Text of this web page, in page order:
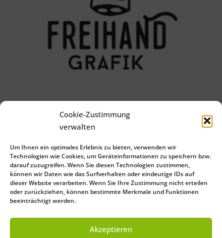
Cookie-Zustimmung
verwalten
Um Ihnen ein optimales Erlebnis zu bieten, verwenden wir
Technologien wie Cookies, um Geräteinformationen zu speichern bzw.
darauf zuzugreifen. Wenn Sie diesen Technologien zustimmen,
können wir Daten wie das Surfverhalten oder eindeutige IDs auf
dieser Website verarbeiten. Wenn Sie Ihre Zustimmung nicht erteilen
oder zurückziehen, können bestimmte Merkmale und Funktionen
beeinträchtigt werden.
Akzeptieren
PREV NEXT
Save Preferences